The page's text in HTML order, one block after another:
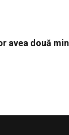
avea două